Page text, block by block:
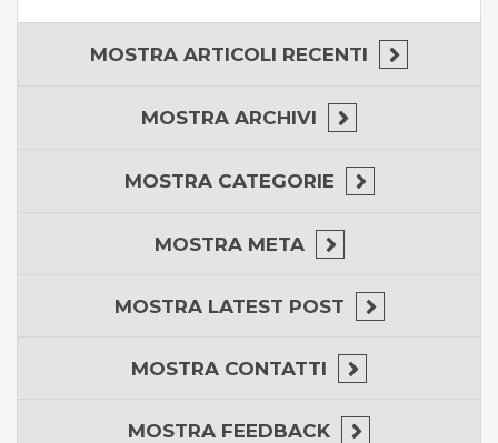
MOSTRA ARTICOLI RECENTI
MOSTRA ARCHIVI
MOSTRA CATEGORIE
MOSTRA META
MOSTRA LATEST POST
MOSTRA CONTATTI
MOSTRA FEEDBACK